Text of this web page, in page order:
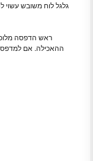
גלגל לוח משובש עשוי
ראש הדפסה
ההאכילה. אם למדפסת